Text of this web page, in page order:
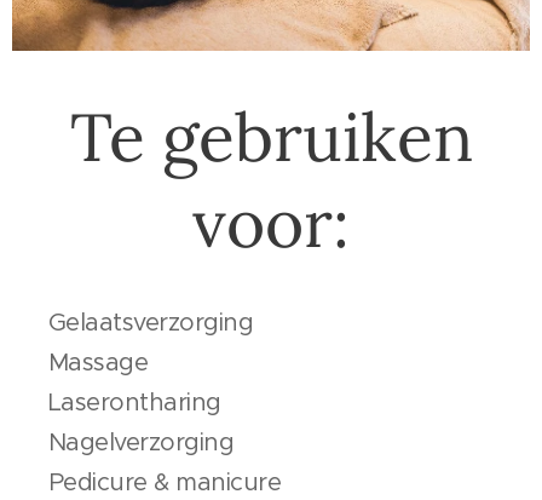
Te gebruiken
voor:
✔ Gelaatsverzorging
✔ Massage
✔ Laserontharing
✔ Nagelverzorging
✔ Pedicure & manicure